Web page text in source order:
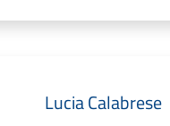
Lucia Calabrese